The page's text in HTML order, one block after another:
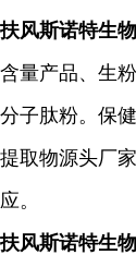
扶风斯诺特生物
含量产品、生
分子肽粉。保
提取物源头厂
应。
扶风斯诺特生物